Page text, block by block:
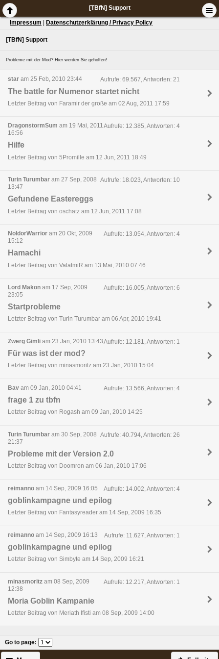
[TBfN] Support
Impressum Datenschutzerklärung / Privacy Policy
[TBfN] Support
Probleme mit der Mod? Hier werden Sie geholfen!
star am 25 Feb, 2010 23:44 Aufrufe: 69.567, Antworten: 21
The battle for Numenor startet nicht
Letzter Beitrag von Faramir der große am 02 Aug, 2011 17:59
DragonstormSum am 19 Mai, 2011
16:56
Aufrufe: 12.385, Antworten: 4
Hilfe
Letzter Beitrag von 5Promille am 12 Jun, 2011 18:49
Turin Turumbar am 27 Sep, 2008
13:47
Aufrufe: 18.023, Antworten: 10
Gefundene Eastereggs
Letzter Beitrag von oschatz am 12 Jun, 2011 17:08
NoldorWarrior am 20 Okt, 2009
15:12
Aufrufe: 13.054, Antworten: 4
Hamachi
Letzter Beitrag von ValatmiR am 13 Mai, 2010 07:46
Lord Makon am 17 Sep, 2009
23:05
Aufrufe: 16.005, Antworten: 6
Startprobleme
Letzter Beitrag von Turin Turumbar am 06 Apr, 2010 19:41
Zwerg Gimli am 23 Jan, 2010 13:43Aufrufe: 12.181, Antworten: 1
Für was ist der mod?
Letzter Beitrag von minasmoritz am 23 Jan, 2010 15:04
Bav am 09 Jan, 2010 04:41 Aufrufe: 13.566, Antworten: 4
frage 1 zu tbfn
Letzter Beitrag von Rogash am 09 Jan, 2010 14:25
Turin Turumbar am 30 Sep, 2008
21:37
Aufrufe: 40.794, Antworten: 26
Probleme mit der Version 2.0
Letzter Beitrag von Doomron am 06 Jan, 2010 17:06
reimanno am 14 Sep, 2009 16:05 Aufrufe: 14.002, Antworten: 4
goblinkampagne und epilog
Letzter Beitrag von Fantasyreader am 14 Sep, 2009 16:35
reimanno am 14 Sep, 2009 16:13 Aufrufe: 11.627, Antworten: 1
goblinkampagne und epilog
Letzter Beitrag von Simbyte am 14 Sep, 2009 16:21
minasmoritz am 08 Sep, 2009
12:38
Aufrufe: 12.217, Antworten: 1
Moria Goblin Kampanie
Letzter Beitrag von Meriath Ifisti am 08 Sep, 2009 14:00
Go to page: